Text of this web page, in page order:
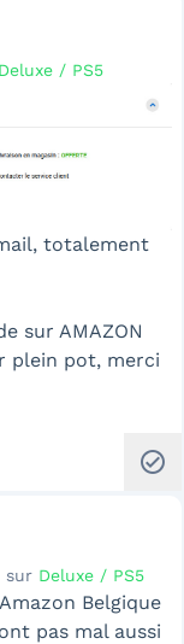
Deluxe / PS5
totalement
sur AMAZON
plein pot, merci
check_circle
sur Deluxe / PS5
Belgique
pas mal aussi